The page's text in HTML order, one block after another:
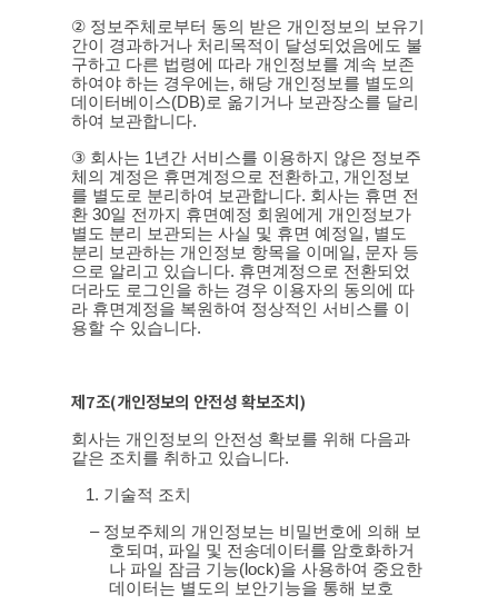
② 정보주체로부터 동의 받은 개인정보의 보유기
간이 경과하거나 처리목적이 달성되었음에도 불
구하고 다른 법령에 따라 개인정보를 계속 보존
하여야 하는 경우에는,해당 개인정보를 별도의
데이터베이스(DB)로 옮기거나 보관장소를 달리
하여 보관합니다.
③ 회사는 1년간 서비스를 이용하지 않은 정보주
체의 계정은 휴면계정으로 전환하고, 개인정보
를 별도로 분리하여 보관합니다. 회사는 휴면 전
환 30일 전까지 휴면예정 회원에게 개인정보가
별도 분리 보관되는 사실 및 휴면 예정일, 별도
분리 보관하는 개인정보 항목을 이메일, 문자 등
으로 알리고 있습니다. 휴면계정으로 전환되었
더라도 로그인을 하는 경우 이용자의 동의에 따
라 휴면계정을 복원하여 정상적인 서비스를 이
용할 수 있습니다.
제7조(개인정보의 안전성 확보조치)
회사는 개인정보의 안전성 확보를 위해 다음과
같은 조치를 취하고 있습니다.
1. 기술적 조치
– 정보주체의 개인정보는 비밀번호에 의해 보
호되며 , 파일 및 전송데이터를 암호화하거
나 파일 잠금 기능(lock)을 사용하여 중요한
데이터는 별도의 보안기능을 통해 보호